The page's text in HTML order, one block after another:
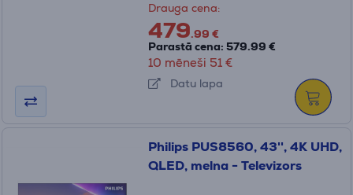
Drauga cena:
479.99 €
Parastā cena: 579.99 €
10 mēneši 51 €
Datu lapa
Philips PUS8560, 43'', 4K UHD,
QLED, melna - Televizors